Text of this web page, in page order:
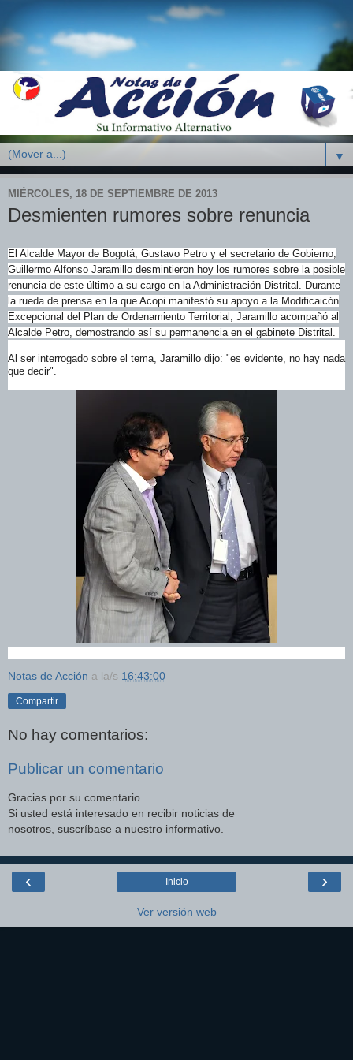
▼
MIÉRCOLES, 18 DE SEPTIEMBRE DE 2013
Desmienten rumores sobre renuncia
El Alcalde Mayor de Bogotá, Gustavo Petro y el secretario de Gobierno,
Guillermo Alfonso Jaramillo desmintieron hoy los rumores sobre la posible
renuncia de este último a su cargo en la Administración Distrital. Durante
la rueda de prensa en la que Acopi manifestó su apoyo a la Modificaicón
Excepcional del Plan de Ordenamiento Territorial, Jaramillo acompañó al
Alcalde Petro, demostrando así su permanencia en el gabinete Distrital.
Al ser interrogado sobre el tema, Jaramillo dijo: "es evidente, no hay nada
que decir".
Notas de Acción a la/s 16:43:00
Compartir
No hay comentarios:
Publicar un comentario
Gracias por su comentario.
Si usted está interesado en recibir noticias de
nosotros, suscríbase a nuestro informativo.
‹ ›
Inicio
Ver versión web